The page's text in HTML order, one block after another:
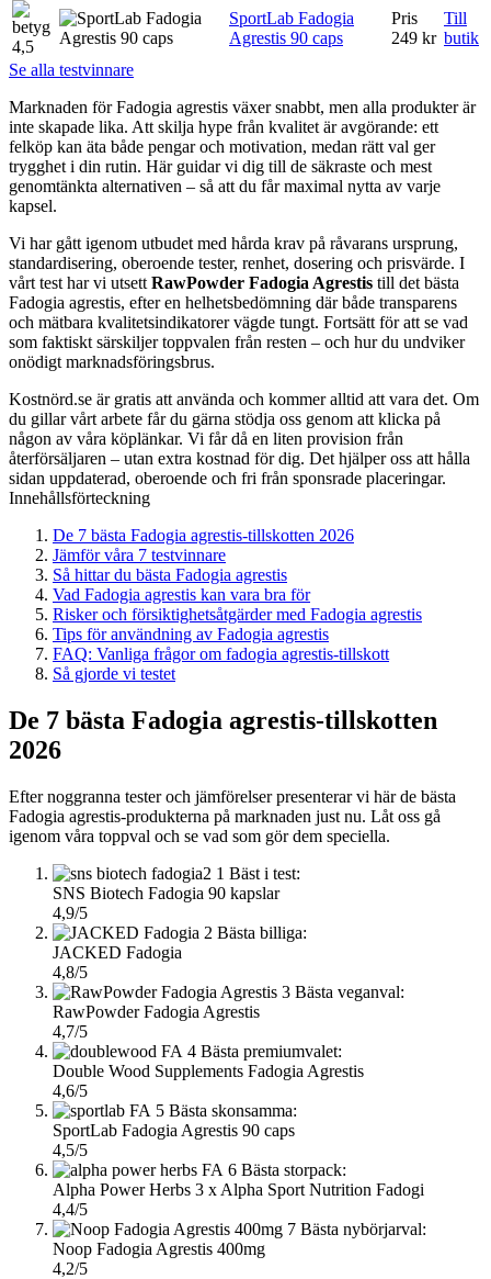
4,5
SportLab Fadogia
Agrestis 90 caps
Pris
249 kr
Till
butik
Se alla testvinnare
Marknaden för Fadogia agrestis växer snabbt, men alla produkter är
inte skapade lika. Att skilja hype från kvalitet är avgörande: ett
felköp kan äta både pengar och motivation, medan rätt val ger
trygghet i din rutin. Här guidar vi dig till de säkraste och mest
genomtänkta alternativen – så att du får maximal nytta av varje
kapsel.
Vi har gått igenom utbudet med hårda krav på råvarans ursprung,
standardisering, oberoende tester, renhet, dosering och prisvärde. I
vårt test har vi utsett RawPowder Fadogia Agrestis till det bästa
Fadogia agrestis, efter en helhetsbedömning där både transparens
och mätbara kvalitetsindikatorer vägde tungt. Fortsätt för att se vad
som faktiskt särskiljer toppvalen från resten – och hur du undviker
onödigt marknadsföringsbrus.
Kostnörd.se är gratis att använda och kommer alltid att vara det. Om
du gillar vårt arbete får du gärna stödja oss genom att klicka på
någon av våra köplänkar. Vi får då en liten provision från
återförsäljaren – utan extra kostnad för dig. Det hjälper oss att hålla
sidan uppdaterad, oberoende och fri från sponsrade placeringar.
Innehållsförteckning
De 7 bästa Fadogia agrestis-tillskotten 2026
Jämför våra 7 testvinnare
Så hittar du bästa Fadogia agrestis
Vad Fadogia agrestis kan vara bra för
Risker och försiktighetsåtgärder med Fadogia agrestis
Tips för användning av Fadogia agrestis
FAQ: Vanliga frågor om fadogia agrestis-tillskott
Så gjorde vi testet
De 7 bästa Fadogia agrestis-tillskotten
2026
Efter noggranna tester och jämförelser presenterar vi här de bästa
Fadogia agrestis-produkterna på marknaden just nu. Låt oss gå
igenom våra toppval och se vad som gör dem speciella.
1 Bäst i test:
SNS Biotech Fadogia 90 kapslar
4,9/5
2 Bästa billiga:
JACKED Fadogia
4,8/5
3 Bästa veganval:
RawPowder Fadogia Agrestis
4,7/5
4 Bästa premiumvalet:
Double Wood Supplements Fadogia Agrestis
4,6/5
5 Bästa skonsamma:
SportLab Fadogia Agrestis 90 caps
4,5/5
6 Bästa storpack:
Alpha Power Herbs 3 x Alpha Sport Nutrition Fadogi
4,4/5
7 Bästa nybörjarval:
Noop Fadogia Agrestis 400mg
4,2/5